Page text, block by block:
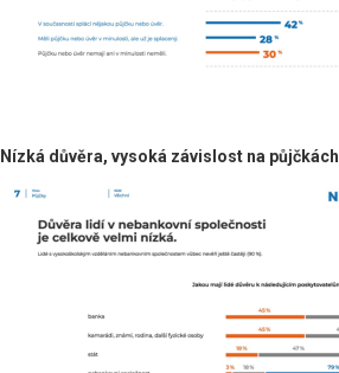
Nízká důvěra, vysoká závislost na půjčkách